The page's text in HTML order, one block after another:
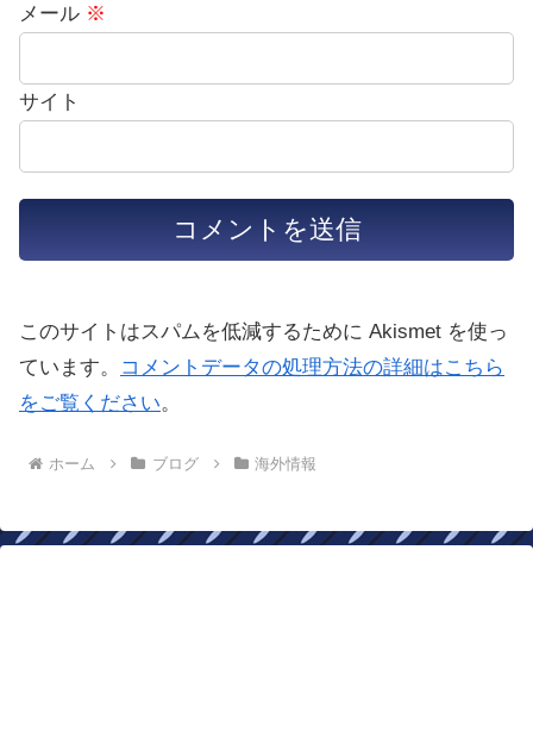
メール ※
サイト
このサイトはスパムを低減するために Akismet を使っ
ています。
コメントデータの処理方法の詳細はこちら
をご覧ください。
ホーム ブログ 海外情報